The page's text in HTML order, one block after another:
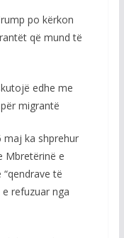
po kërkon
që mund të
edhe me
migrantë
maj ka shprehur
Mbretërinë e
të
refuzuar nga